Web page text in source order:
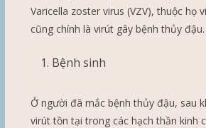
Varicella zoster virus (VZV), thuộc họ
cũng chính là virút gây bệnh thủy đậu.
Bệnh sinh
Ở người đã mắc bệnh thủy đậu, sau
virút tồn tại trong các hạch thần kinh